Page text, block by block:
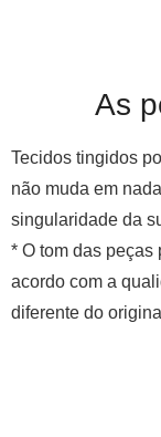
As
Tecidos tingidos
não muda em
singularidade da
* O tom das peças
acordo com a
diferente do original